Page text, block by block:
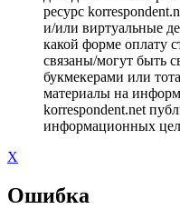
ресурс
и/или виртуальные
какой форме оплату
связаны/могут быть
букмекерами или
материалы на
korrespondent.net
информационных
X
Ошибка